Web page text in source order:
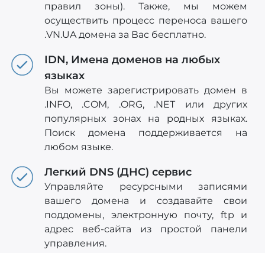
правил зоны). Также, мы можем
осуществить процесс переноса вашего
.VN.UA домена за Вас бесплатно.
IDN, Имена доменов на любых
языках
Вы можете зарегистрировать домен в
.INFO, .COM, .ORG, .NET или других
популярных зонах на родных языках.
Поиск домена поддерживается на
любом языке.
Легкий DNS (ДНС) сервис
Управляйте ресурсными записями
вашего домена и создавайте свои
поддомены, электронную почту, ftp и
адрес веб-сайта из простой панели
управления.